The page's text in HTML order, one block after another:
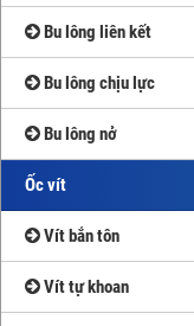
Bu lông liên kết
Bu lông chịu lực
Bu lông nở
Ốc vít
Vít bắn tôn
Vít tự khoan